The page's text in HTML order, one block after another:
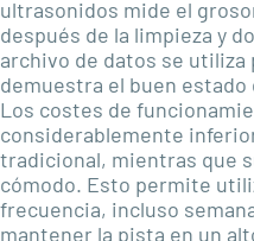
ultrasonidos mide el
después de la limpieza y
archivo de datos se utiliza
demuestra el buen estado
Los costes de
considerablemente
tradicional, mientras que
cómodo. Esto permite
frecuencia, incluso
mantener la pista en un